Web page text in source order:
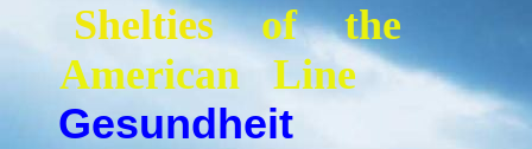
Sheltiesof the
American Line
Gesundheit